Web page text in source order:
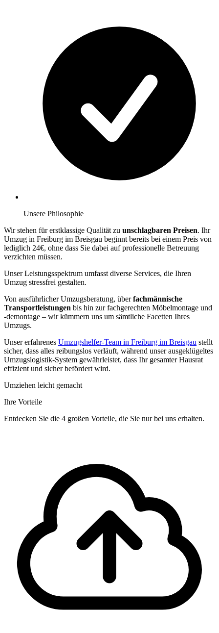
Unsere Philosophie
Wir stehen für erstklassige Qualität zu unschlagbaren Preisen. Ihr
Umzug in Freiburg im Breisgau beginnt bereits bei einem Preis von
lediglich 24€, ohne dass Sie dabei auf professionelle Betreuung
verzichten müssen.
Unser Leistungsspektrum umfasst diverse Services, die Ihren
Umzug stressfrei gestalten.
Von ausführlicher Umzugsberatung, überfachmännische
Transportleistungen bis hin zur fachgerechten Möbelmontage und
-demontage – wir kümmern uns um sämtliche Facetten Ihres
Umzugs.
Unser erfahrenes Umzugshelfer-Team in Freiburg im Breisgau stellt
sicher, dass alles reibungslos verläuft, während unser ausgeklügeltes
Umzugslogistik-System gewährleistet, dass Ihr gesamter Hausrat
effizient und sicher befördert wird.
Umziehen leicht gemacht
Ihre Vorteile
Entdecken Sie die 4 großen Vorteile, die Sie nur bei uns erhalten.